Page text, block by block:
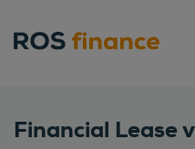
Financial Lease